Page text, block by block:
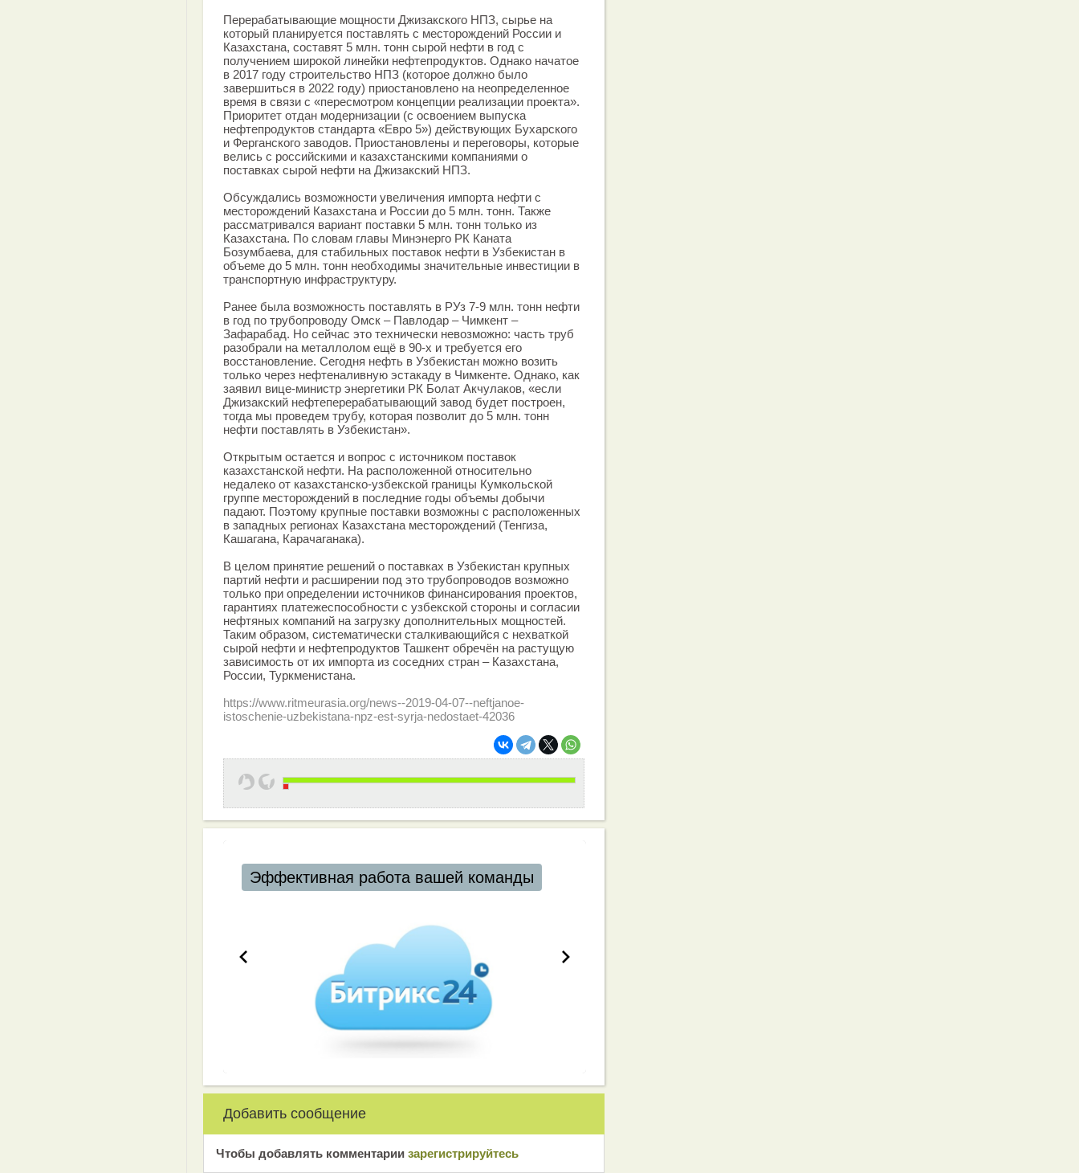
Перерабатывающие мощности Джизакского НПЗ, сырье на
который планируется поставлять с месторождений России и
Казахстана, составят 5 млн. тонн сырой нефти в год с
получением широкой линейки нефтепродуктов. Однако начатое
в 2017 году строительство НПЗ (которое должно было
завершиться в 2022 году) приостановлено на неопределенное
время в связи с «пересмотром концепции реализации проекта».
Приоритет отдан модернизации (с освоением выпуска
нефтепродуктов стандарта «Евро 5») действующих Бухарского
и Ферганского заводов. Приостановлены и переговоры, которые
велись с российскими и казахстанскими компаниями о
поставках сырой нефти на Джизакский НПЗ.
Обсуждались возможности увеличения импорта нефти с
месторождений Казахстана и России до 5 млн. тонн. Также
рассматривался вариант поставки 5 млн. тонн только из
Казахстана. По словам главы Минэнерго РК Каната
Бозумбаева, для стабильных поставок нефти в Узбекистан в
объеме до 5 млн. тонн необходимы значительные инвестиции в
транспортную инфраструктуру.
Ранее была возможность поставлять в РУз 7-9 млн. тонн нефти
в год по трубопроводу Омск – Павлодар – Чимкент –
Зафарабад. Но сейчас это технически невозможно: часть труб
разобрали на металлолом ещё в 90-х и требуется его
восстановление. Сегодня нефть в Узбекистан можно возить
только через нефтеналивную эстакаду в Чимкенте. Однако, как
заявил вице-министр энергетики РК Болат Акчулаков, «если
Джизакский нефтеперерабатывающий завод будет построен,
тогда мы проведем трубу, которая позволит до 5 млн. тонн
нефти поставлять в Узбекистан».
Открытым остается и вопрос с источником поставок
казахстанской нефти. На расположенной относительно
недалеко от казахстанско-узбекской границы Кумкольской
группе месторождений в последние годы объемы добычи
падают. Поэтому крупные поставки возможны с расположенных
в западных регионах Казахстана месторождений (Тенгиза,
Кашагана, Карачаганака).
В целом принятие решений о поставках в Узбекистан крупных
партий нефти и расширении под это трубопроводов возможно
только при определении источников финансирования проектов,
гарантиях платежеспособности с узбекской стороны и согласии
нефтяных компаний на загрузку дополнительных мощностей.
Таким образом, систематически сталкивающийся с нехваткой
сырой нефти и нефтепродуктов Ташкент обречён на растущую
зависимость от их импорта из соседних стран – Казахстана,
России, Туркменистана.
https://www.ritmeurasia.org/news--2019-04-07--neftjanoe-
istoschenie-uzbekistana-npz-est-syrja-nedostaet-42036
Эффективная работа вашей команды
Добавить сообщение
Чтобы добавлять комментарии зарeгиcтрирyйтeсь